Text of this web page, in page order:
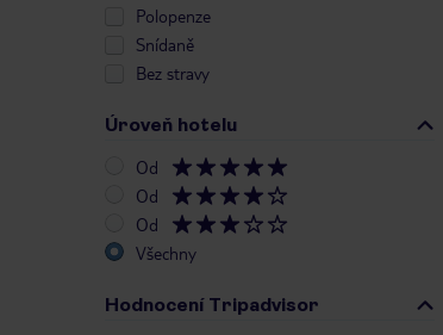
Polopenze
Snídaně
Bez stravy
Úroveň hotelu
Od
Od
Od
Všechny
Hodnocení Tripadvisor